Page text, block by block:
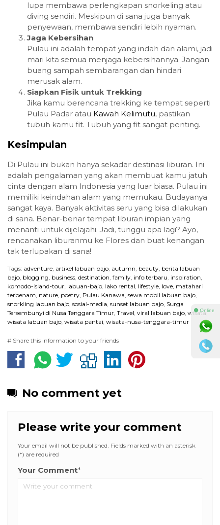
lupa membawa perlengkapan snorkeling atau
diving sendiri. Meskipun di sana juga banyak
penyewaan, membawa sendiri lebih nyaman.
Jaga Kebersihan
Pulau ini adalah tempat yang indah dan alami, jadi
mari kita semua menjaga kebersihannya. Jangan
buang sampah sembarangan dan hindari
merusak alam.
Siapkan Fisik untuk Trekking
Jika kamu berencana trekking ke tempat seperti
Pulau Padar atau Kawah Kelimutu, pastikan
tubuh kamu fit. Tubuh yang fit sangat penting.
Kesimpulan
Di Pulau ini bukan hanya sekadar destinasi liburan. Ini
adalah pengalaman yang akan membuat kamu jatuh
cinta dengan alam Indonesia yang luar biasa. Pulau ini
memiliki keindahan alam yang memukau. Budayanya
sangat kaya. Banyak aktivitas seru yang bisa dilakukan
di sana. Benar-benar tempat liburan impian yang
menanti untuk dijelajahi. Jadi, tunggu apa lagi? Ayo,
rencanakan liburanmu ke Flores dan buat kenangan
tak terlupakan di sana!
Tags: adventure, artikel labuan bajo, autumn, beauty, berita labuan
bajo, blogging, business, destination, family, info terbaru, inspiration,
komodo-island-tour, labuan-bajo, lako rental, lifestyle, love, matahari
terbenam, nature, poetry, Pulau Kanawa, sewa mobil labuan bajo,
snorkling labuan bajo, sosial-media, sunset labuan bajo, Surga
Tersembunyi di Nusa Tenggara Timur, Travel, viral labuan bajo, wisata,
wisata labuan bajo, wisata pantai, wisata-nusa-tenggara-timur
# Share this information to your friends
No comment yet
Please write your comment
Your email will not be published. Fields marked with an asterisk
(*) are required
Your Comment*
⚫ Online